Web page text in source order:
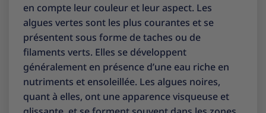
en compte leur couleur et leur aspect. Les
algues vertes sont les plus courantes et se
présentent sous forme de taches ou de
filaments verts. Elles se développent
généralement en présence d’une eau riche en
nutriments et ensoleillée. Les algues noires,
quant à elles, ont une apparence visqueuse et